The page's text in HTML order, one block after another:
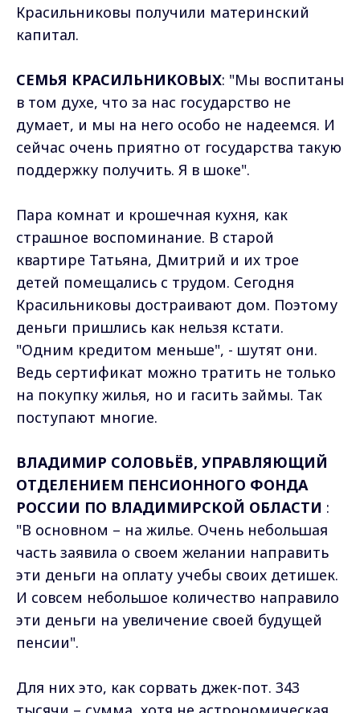
Красильниковы получили материнский
капитал.
СЕМЬЯ КРАСИЛЬНИКОВЫХ: "Мы воспитаны
в том духе, что за нас государство не
думает, и мы на него особо не надеемся. И
сейчас очень приятно от государства такую
поддержку получить. Я в шоке".
Пара комнат и крошечная кухня, как
страшное воспоминание. В старой
квартире Татьяна, Дмитрий и их трое
детей помещались с трудом. Сегодня
Красильниковы достраивают дом. Поэтому
деньги пришлись как нельзя кстати.
"Одним кредитом меньше", - шутят они.
Ведь сертификат можно тратить не только
на покупку жилья, но и гасить займы. Так
поступают многие.
ВЛАДИМИР СОЛОВЬЁВ, УПРАВЛЯЮЩИЙ
ОТДЕЛЕНИЕМ ПЕНСИОННОГО ФОНДА
РОССИИ ПО ВЛАДИМИРСКОЙ ОБЛАСТИ :
"В основном – на жилье. Очень небольшая
часть заявила о своем желании направить
эти деньги на оплату учебы своих детишек.
И совсем небольшое количество направило
эти деньги на увеличение своей будущей
пенсии".
Для них это, как сорвать джек-пот. 343